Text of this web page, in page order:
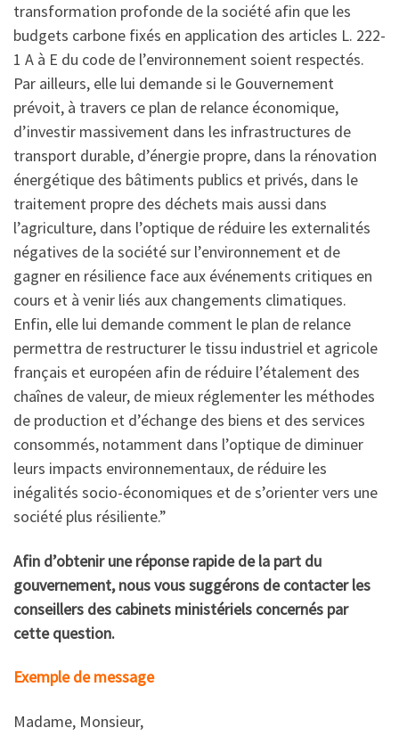
transformation profonde de la société afin que les
budgets carbone fixés en application des articles L. 222-
1 A à E du code de l’environnement soient respectés.
Par ailleurs, elle lui demande si le Gouvernement
prévoit, à travers ce plan de relance économique,
d’investir massivement dans les infrastructures de
transport durable, d’énergie propre, dans la rénovation
énergétique des bâtiments publics et privés, dans le
traitement propre des déchets mais aussi dans
l’agriculture, dans l’optique de réduire les externalités
négatives de la société sur l’environnement et de
gagner en résilience face aux événements critiques en
cours et à venir liés aux changements climatiques.
Enfin, elle lui demande comment le plan de relance
permettra de restructurer le tissu industriel et agricole
français et européen afin de réduire l’étalement des
chaînes de valeur, de mieux réglementer les méthodes
de production et d’échange des biens et des services
consommés, notamment dans l’optique de diminuer
leurs impacts environnementaux, de réduire les
inégalités socio-économiques et de s’orienter vers une
société plus résiliente.”
Afin d’obtenir une réponse rapide de la part du
gouvernement, nous vous suggérons de contacter les
conseillers des cabinets ministériels concernés par
cette question.
Exemple de message
Madame, Monsieur,